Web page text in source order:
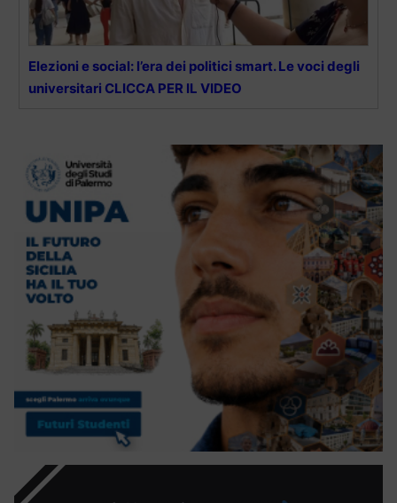
Elezioni e social: l’era dei politici smart. Le voci degli
universitari CLICCA PER IL VIDEO